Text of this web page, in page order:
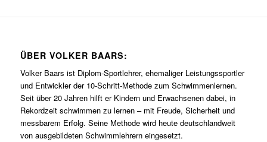
ÜBER VOLKER BAARS:
Volker Baars ist Diplom-Sportlehrer, ehemaliger Leistungssportler
und Entwickler der 10-Schritt-Methode zum Schwimmenlernen.
Seit über 20 Jahren hilft er Kindern und Erwachsenen dabei, in
Rekordzeit schwimmen zu lernen – mit Freude, Sicherheit und
messbarem Erfolg. Seine Methode wird heute deutschlandweit
von ausgebildeten Schwimmlehrern eingesetzt.